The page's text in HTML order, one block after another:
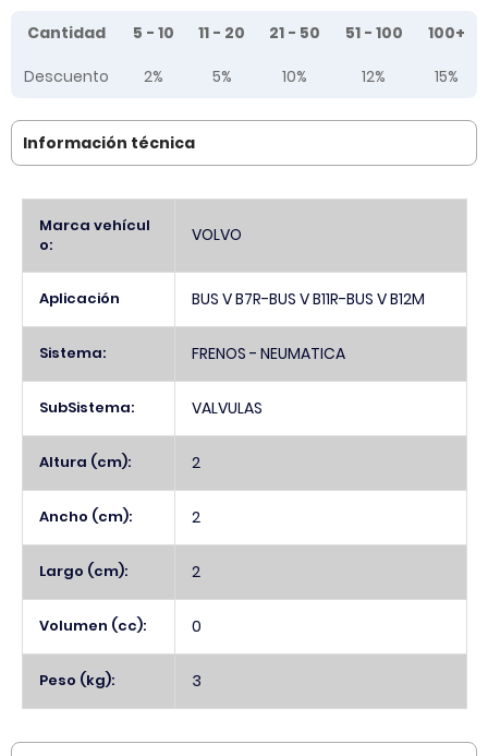
Tier prices table
Cantidad 5 - 10 11 - 20 21 - 50 51 - 100
100+
Descuento
2% 5% 10% 12% 15%
Información técnica
Información
Marca vehícul
o:
VOLVO
Aplicación BUS V B7R-BUS V B11R-BUS V B12M
Sistema: FRENOS - NEUMATICA
SubSistema: VALVULAS
Altura (cm): 2
Ancho (cm): 2
Largo (cm): 2
Volumen (cc): 0
Peso (kg): 3